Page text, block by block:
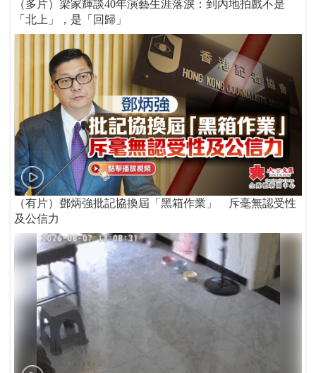
（多片）梁家輝談40年演藝生涯落淚：到內地拍戲不是
「北上」，是「回歸」
（有片）鄧炳強批記協換屆「黑箱作業」 斥毫無認受性
及公信力